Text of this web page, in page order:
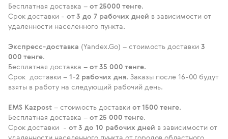
Бесплатная доставка – от 25000 тенге.
Срок доставки - от 3 до 7 рабочих дней в зависимости от
удаленности населенного пункта.
Экспресс-доставка (Yandex.Go) – стоимость доставки 3
000 тенге.
Бесплатная доставка – от 35 000 тенге.
Срок доставки – 1-2 рабочих дня. Заказы после 16-00 будут
взяты в работу на следующий рабочий день.
EMS Kazpost – стоимость доставки от 1500 тенге.
Бесплатная доставка – от 25 000 тенге.
Срок доставки - от 3 до 10 рабочих дней в зависимости от